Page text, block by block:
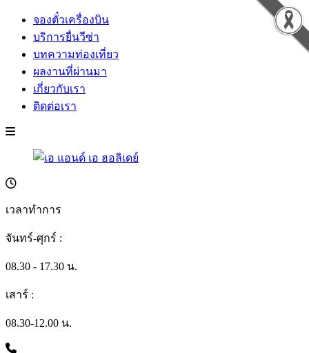
จองตั๋วเครื่องบิน
บริการยื่นวีซ่า
บทความท่องเที่ยว
ผลงานที่ผ่านมา
เกี่ยวกับเรา
ติดต่อเรา
เวลาทำการ
จันทร์-ศุกร์ :
08.30 - 17.30 น.
เสาร์ :
08.30-12.00 น.